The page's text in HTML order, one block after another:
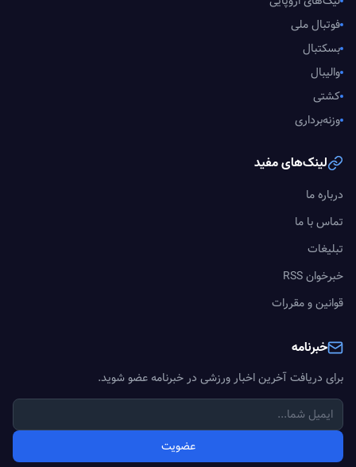
فوتبال ملی
بسکتبال
والیبال
کشتی
وزنه‌برداری
لینک‌های مفید
درباره ما
تماس با ما
تبلیغات
خبرخوان RSS
قوانین و مقررات
خبرنامه
برای دریافت آخرین اخبار ورزشی در خبرنامه عضو شوید.
عضویت